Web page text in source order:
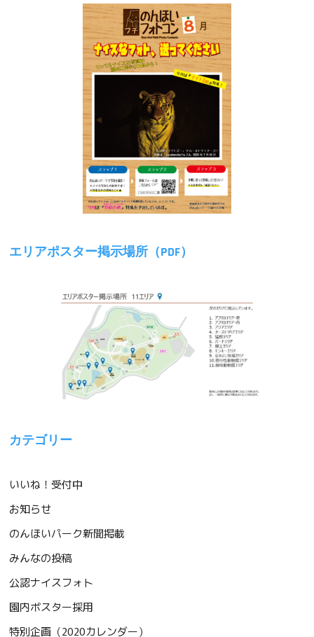
エリアポスター掲示場所（PDF）
カテゴリー
いいね！受付中
お知らせ
のんほいパーク新聞掲載
みんなの投稿
公認ナイスフォト
園内ポスター採用
特別企画（2020カレンダー）